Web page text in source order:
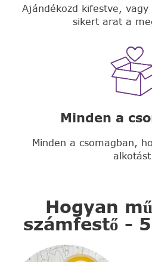
Ajándékozd kifestve,
sikert arat a
Minden a
Minden a csomagban,
Hogyan
számfestő -